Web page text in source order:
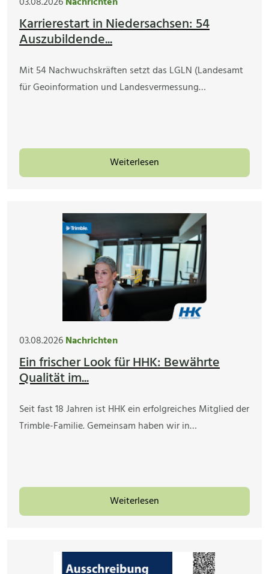
Karrierestart in Niedersachsen: 54
Auszubildende...
Mit 54 Nachwuchskräften setzt das LGLN (Landesamt
für Geoinformation und Landesvermessung…
Weiterlesen
03.08.2026Nachrichten
Ein frischer Look für HHK: Bewährte
Qualität im...
Seit fast 18 Jahren ist HHK ein erfolgreiches Mitglied der
Trimble-Familie. Gemeinsam haben wir in…
Weiterlesen